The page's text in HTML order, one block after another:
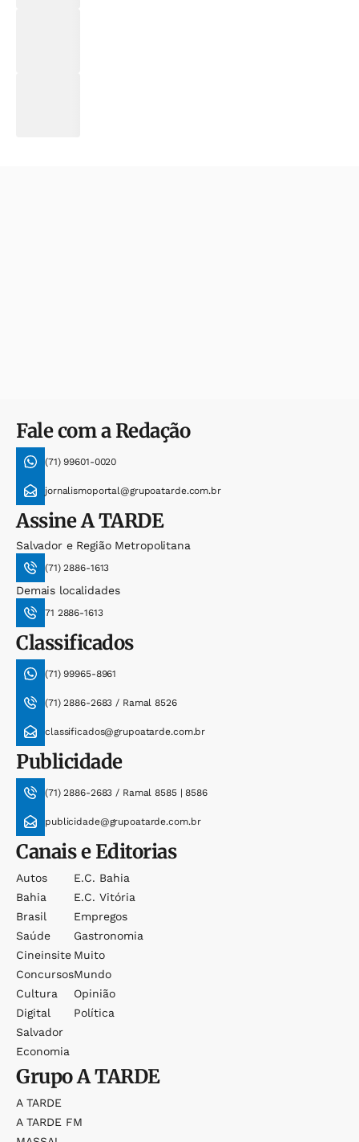
Fale com a Redação
(71) 99601-0020
jornalismoportal@grupoatarde.com.br
AssineA TARDE
Salvador e Região Metropolitana
(71) 2886-1613
Demais localidades
71 2886-1613
Classificados
(71) 99965-8961
(71) 2886-2683 / Ramal 8526
classificados@grupoatarde.com.br
Publicidade
(71) 2886-2683 / Ramal 8585 | 8586
publicidade@grupoatarde.com.br
Canais e Editorias
Autos
Bahia
Brasil
Saúde
Cineinsite
Concursos
Cultura
Digital
Salvador
Economia
E.c. Bahia
E.c. Vitória
Empregos
Gastronomia
Muito
Mundo
Opinião
Política
GrupoA TARDE
A TARDE
A TARDE FM